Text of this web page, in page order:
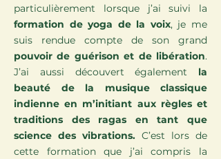
particulièrement lorsque j’ai suivi la
formation de yoga de la voix, je me
suis rendue compte de son grand
pouvoir de guérison et de libération.
J’ai aussi découvert également la
beauté de la musique classique
indienne en m’initiant aux règles et
traditions des ragas en tant que
science des vibrations. C’est lors de
cette formation que j’ai compris la